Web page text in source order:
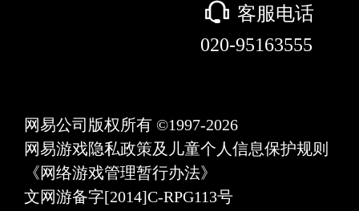
򰀃 客服电话
020-95163555
网易公司版权所有 ©1997-2026
网易游戏隐私政策及儿童个人信息保护规则
《网络游戏管理暂行办法》
文网游备字[2014]C-RPG113号